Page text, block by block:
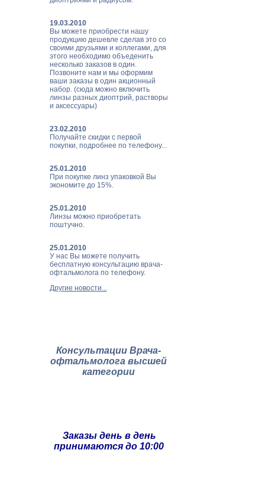
19.03.2010
Вы можете приобрести нашу
продукцию дешевле сделав это со
своими друзьями и коллегами, для
этого необходимо объеденить
несколько заказов в один.
Позвоните нам и мы оформим
ваши заказы в один акционный
набор. (сюда можно включить
линзы разных диоптрий, растворы
и аксессуары)
23.02.2010
Получайте скидки с первой
покупки, подробнее по телефону...
25.01.2010
При покупке линз упаковкой Вы
экономите до 15%.
25.01.2010
Линзы можно приобретать
поштучно.
25.01.2010
У нас Вы можете получить
бесплатную консультацию врача-
офтальмолога по телефону.
Другие новости...
Консультации Врача-
офтальмолога высшей
категории
Заказы день в день
принимаются до 10:00